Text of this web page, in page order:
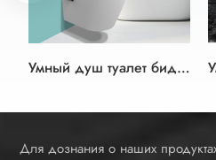
Умный душ туалет биде сиденье белого и черного цвета в немецком стиле
Для дознания о наших